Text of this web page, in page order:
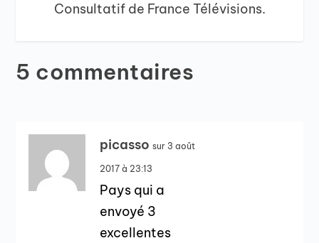
Consultatif de France Télévisions.
5 commentaires
picasso sur 3 août
2017 à 23:13
Pays qui a
envoyé 3
excellentes